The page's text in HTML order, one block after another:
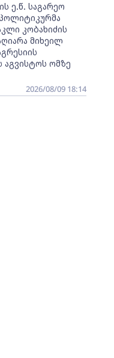
ე.წ. საგარეო
კობახიძის
მიხეილ
აგვისტოს ომზე
2026/08/09 18:14